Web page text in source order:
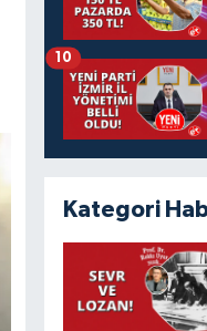
10
Kategori